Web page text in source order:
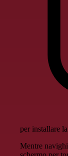
per installare
Mentre